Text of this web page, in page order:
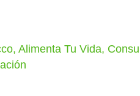
,Alimenta Tu Vida,